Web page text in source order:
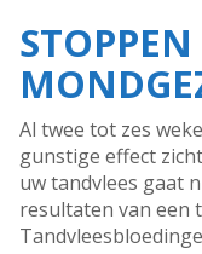
Al twee tot zes
gunstige effect
uw tandvlees gaat
resultaten van een